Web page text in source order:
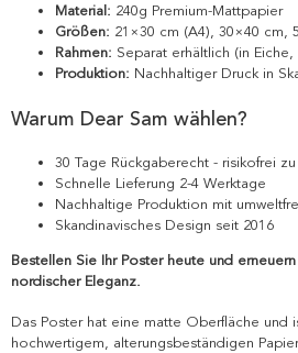
Material: 240g Premium-Mattpapier
Größen: 21×30 cm (A4), 30×40 cm,
Rahmen: Separat erhältlich (in
Produktion: Nachhaltiger Druck in
Warum Dear Sam wählen?
30 Tage Rückgaberecht - risikofrei
Schnelle Lieferung 2-4 Werktage
Nachhaltige Produktion mit
Skandinavisches Design seit 2016
Bestellen Sie Ihr Poster heute und
nordischer Eleganz.
Das Poster hat eine matte Oberfläche und
hochwertigem, alterungsbeständigen